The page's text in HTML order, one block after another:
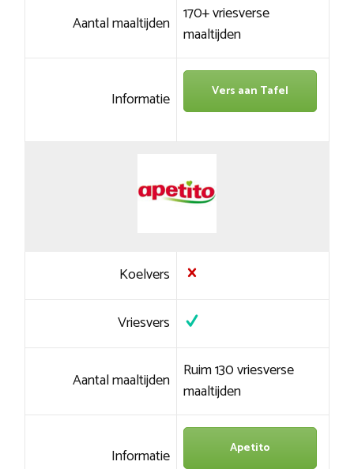
Aantal maaltijden 170+ vriesverse
maaltijden
Informatie Vers aan Tafel
Koelvers
Vriesvers
Aantal maaltijden Ruim 130 vriesverse
maaltijden
Informatie Apetito